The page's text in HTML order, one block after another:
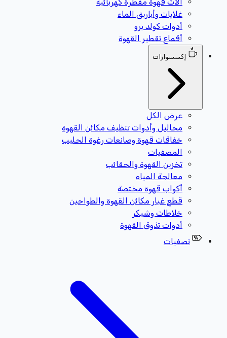
غلايات وأباريق الماء
أدوات كولد برو
أقماع تقطير القهوة
إكسسوارات
عرض الكل
محاليل وأدوات تنظيف مكائن القهوة
خفاقات قهوة وصانعات رغوة الحليب
المصفيات
تخزين القهوة والحقائب
معالجة المياه
أكواب قهوة مختصة
قطع غيار مكائن القهوة والطواحين
خلاطات وشيكر
أدوات تذوق القهوة
تصفيات